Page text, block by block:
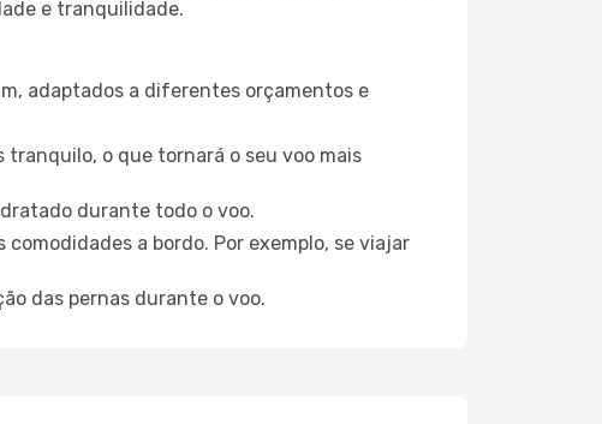
e tranquilidade.
adaptados a diferentes orçamentos e
o que tornará o seu voo mais
durante todo o voo.
a bordo. Por exemplo, se viajar
das pernas durante o voo.